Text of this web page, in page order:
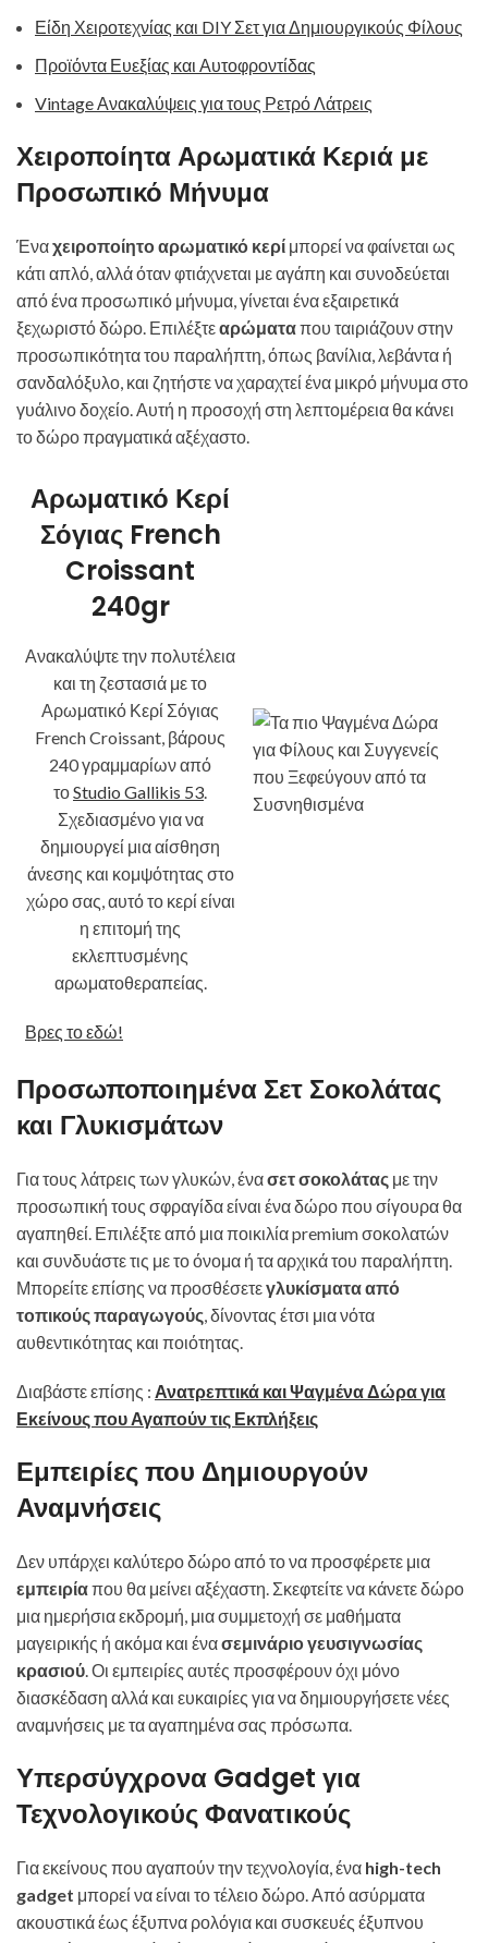
Είδη Χειροτεχνίας και DIY Σετ για Δημιουργικούς Φίλους
Προϊόντα Ευεξίας και Αυτοφροντίδας
Vintage Ανακαλύψεις για τους Ρετρό Λάτρεις
Χειροποίητα Αρωματικά Κεριά με
Προσωπικό Μήνυμα
Έναχειροποίητο αρωματικό κερί μπορεί να φαίνεται ως
κάτι απλό, αλλά όταν φτιάχνεται με αγάπη και συνοδεύεται
από ένα προσωπικό μήνυμα, γίνεται ένα εξαιρετικά
ξεχωριστό δώρο. Επιλέξτεαρώματαπου ταιριάζουν στην
προσωπικότητα του παραλήπτη, όπως βανίλια, λεβάντα ή
σανδαλόξυλο, και ζητήστε να χαραχτεί ένα μικρό μήνυμα στο
γυάλινο δοχείο. Αυτή η προσοχή στη λεπτομέρεια θα κάνει
το δώρο πραγματικά αξέχαστο.
Αρωματικό Κερί
Σόγιας French
Croissant
240gr
Ανακαλύψτε την πολυτέλεια
και τη ζεστασιά με το
Αρωματικό Κερί Σόγιας
French Croissant, βάρους
240 γραμμαρίων από
τοStudio Gallikis 53.
Σχεδιασμένο για να
δημιουργεί μια αίσθηση
άνεσης και κομψότητας στο
χώρο σας, αυτό το κερί είναι
η επιτομή της
εκλεπτυσμένης
αρωματοθεραπείας.
Βρες το εδώ!
Προσωποποιημένα Σετ Σοκολάτας
και Γλυκισμάτων
Για τους λάτρεις των γλυκών, ένασετ σοκολάτας με την
προσωπική τους σφραγίδα είναι ένα δώρο που σίγουρα θα
αγαπηθεί. Επιλέξτε από μια ποικιλία premium σοκολατών
και συνδυάστε τις με το όνομα ή τα αρχικά του παραλήπτη.
Μπορείτε επίσης να προσθέσετεγλυκίσματα από
τοπικούς παραγωγούς, δίνοντας έτσι μια νότα
αυθεντικότητας και ποιότητας.
Διαβάστε επίσης : Ανατρεπτικά και Ψαγμένα Δώρα για
Εκείνους που Αγαπούν τις Εκπλήξεις
Εμπειρίες που Δημιουργούν
Αναμνήσεις
Δεν υπάρχει καλύτερο δώρο από το να προσφέρετε μια
εμπειρίαπου θα μείνει αξέχαστη. Σκεφτείτε να κάνετε δώρο
μια ημερήσια εκδρομή, μια συμμετοχή σε μαθήματα
μαγειρικής ή ακόμα και ένασεμινάριο γευσιγνωσίας
κρασιού. Οι εμπειρίες αυτές προσφέρουν όχι μόνο
διασκέδαση αλλά και ευκαιρίες για να δημιουργήσετε νέες
αναμνήσεις με τα αγαπημένα σας πρόσωπα.
Υπερσύγχρονα Gadget για
Τεχνολογικούς Φανατικούς
Για εκείνους που αγαπούν την τεχνολογία, ένα high-tech
gadget μπορεί να είναι το τέλειο δώρο. Από ασύρματα
ακουστικά έως έξυπνα ρολόγια και συσκευές έξυπνου